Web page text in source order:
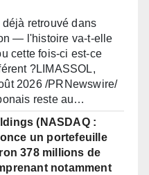
déjà retrouvé dans
— l'histoire va-t-elle
cette fois-ci est-ce
?LIMASSOL,
2026 /PRNewswire/
reste au…
(NASDAQ :
un portefeuille
378 millions de
notamment